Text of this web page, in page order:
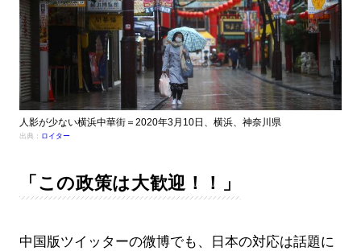
人影が少ない横浜中華街＝2020年3月10日、横浜、神奈川県
出典： ロイター
「この政策は大歓迎！！」
中国版ツイッターの微博でも、日本の対応は話題に